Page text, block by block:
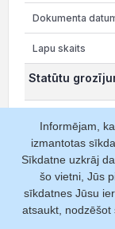
Statūtu
Informējam,
izmantotas
Sīkdatne uzkrāj
šo vietni, Jūs
sīkdatnes Jūsu
atsaukt, nodzēšot